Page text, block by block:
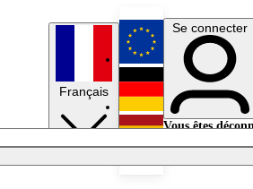
Français
English
Deutsch
Se connecter
Vous êtes